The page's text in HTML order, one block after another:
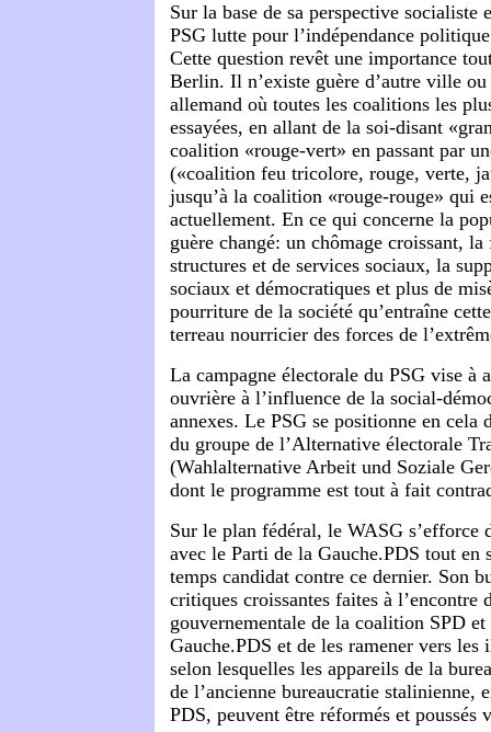
Sur la base de sa perspective socialiste
PSG lutte pour l’indépendance
Cette question revêt une importance
Berlin. Il n’existe guère d’autre ville ou
allemand où toutes les coalitions les
essayées, en allant de la soi-disant
coalition «rouge-vert» en passant par
(«coalition feu tricolore, rouge, verte,
jusqu’à la coalition «rouge-rouge» qui
actuellement. En ce qui concerne la
guère changé: un chômage croissant, la
structures et de services sociaux, la
sociaux et démocratiques et plus de
pourriture de la société qu’entraîne
terreau nourricier des forces de
La campagne électorale du PSG vise à
ouvrière à l’influence de la social-
annexes. Le PSG se positionne en cela
du groupe de l’Alternative électorale
(Wahlalternative Arbeit und Soziale
dont le programme est tout à fait
Sur le plan fédéral, le WASG s’efforce
avec le Parti de la Gauche.PDS tout en
temps candidat contre ce dernier. Son
critiques croissantes faites à l’encontre
gouvernementale de la coalition SPD
Gauche.PDS et de les ramener vers les
selon lesquelles les appareils de la
de l’ancienne bureaucratie stalinienne,
PDS, peuvent être réformés et poussés